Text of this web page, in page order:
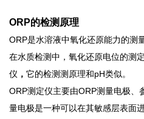
ORP的检测原理
ORP是水溶液中氧化还原能力的测
在水质检测中， 氧化还原电位的测
仪 ， 它的检测测原理和pH类似。
ORP测定仪主要由ORP测量电极、
量电极是一种可以在其敏感层表面